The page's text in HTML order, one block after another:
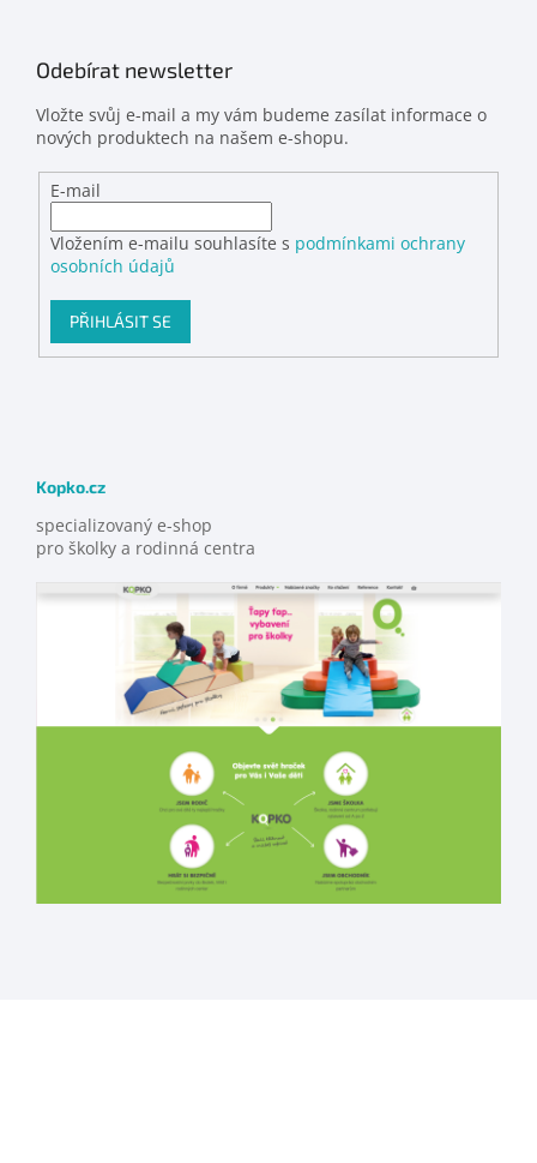
Odebírat newsletter
Vložte svůj e-mail a my vám budeme zasílat informace o
nových produktech na našem e-shopu.
E-mail
Vložením e-mailu souhlasíte s podmínkami ochrany
osobních údajů
PŘIHLÁSIT SE
Kopko.cz
specializovaný e-shop
pro školky a rodinná centra